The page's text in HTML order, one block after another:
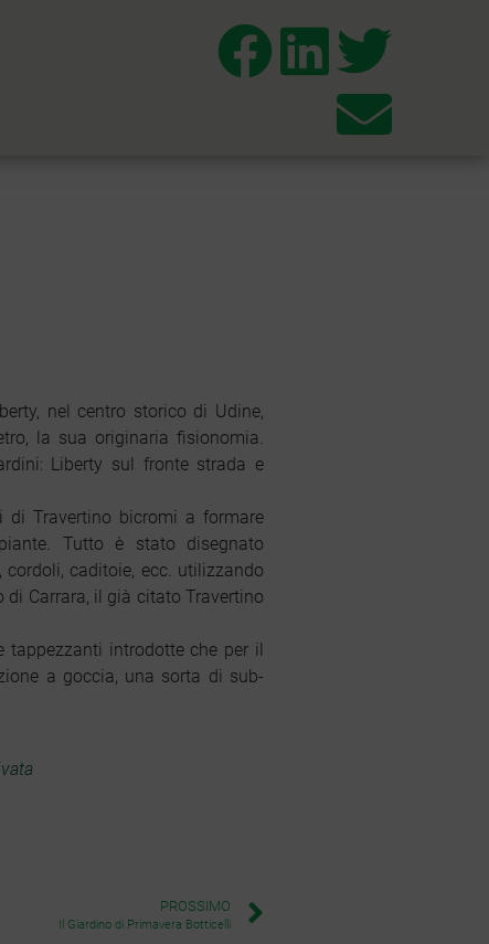
nel centro storico di Udine,
la sua originaria fisionomia.
Liberty sul fronte strada e
Travertino bicromi a formare
Tutto è stato disegnato
caditoie, ecc. utilizzando
Carrara, il già citato Travertino
tappezzanti introdotte che per il
a goccia, una sorta di sub-
PROSSIMO
Il Giardino di Primavera Botticelli